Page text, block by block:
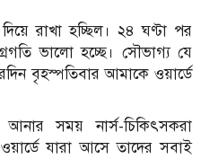
রাখা হচ্ছিল। ২৪ ঘণ্টা পর
ভালো হচ্ছে। সৌভাগ্য যে
বৃহস্পতিবার আমাকে ওয়ার্ডে
সময় নার্স-চিকিৎসকরা
যারা আসে তাদের সবাই